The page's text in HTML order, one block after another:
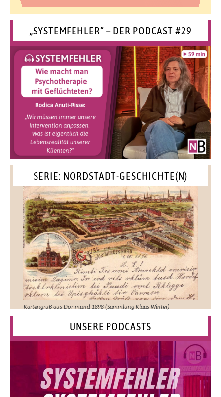
„SYSTEMFEHLER“ – DER PODCAST #29
SERIE: NORDSTADT-GESCHICHTE(N)
Kartengruß aus Dortmund 1898 (Sammlung Klaus Winter)
UNSERE PODCASTS